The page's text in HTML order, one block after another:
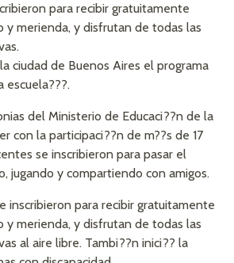
para recibir gratuitamente
y merienda, y disfrutan de todas las
ciudad de Buenos Aires el programa
escuela???.
del Ministerio de Educaci??n de la
con la participaci??n de m??s de 17
se inscribieron para pasar el
jugando y compartiendo con amigos.
inscribieron para recibir gratuitamente
y merienda, y disfrutan de todas las
al aire libre. Tambi??n inici?? la